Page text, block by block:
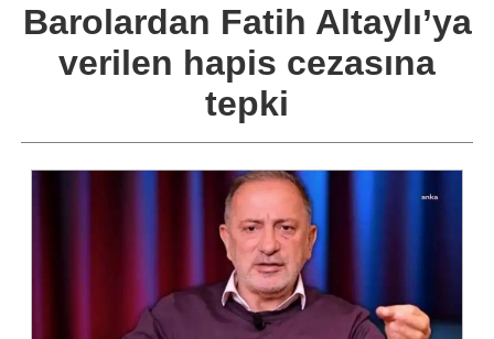
Barolardan Fatih Altaylı’ya
verilen hapis cezasına
tepki